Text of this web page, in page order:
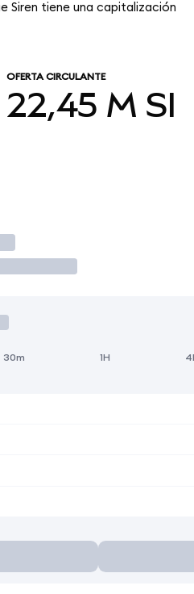
Siren tiene una capitalización
OFERTA CIRCULANTE
22,45 M SI
30m 1H